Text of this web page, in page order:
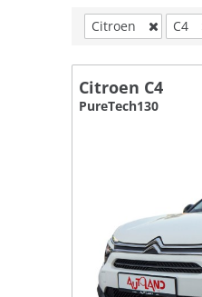
Citroen C4
Citroen C4
PureTech130